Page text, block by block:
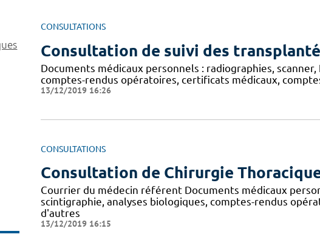
CONSULTATIONS
Consultation de suivi des
Documents médicaux personnels : radiographies,
comptes-rendus opératoires, certificats médicaux,
13/12/2019 16:26
CONSULTATIONS
Consultation de Chirurgie
Courrier du médecin référent Documents médicaux
scintigraphie, analyses biologiques, comptes-rendus
d'autres
13/12/2019 16:15